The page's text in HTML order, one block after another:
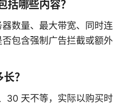
括哪些内容？
数量、最大带宽、同时连
包含强制广告拦截或额外
？
30 天不等，实际以购买时